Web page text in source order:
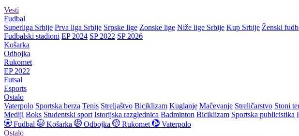
Vesti
Fudbal
Superliga Srbije Prva liga Srbije Srpske lige Zonske lige Niže lige Srbije Kup Srbije Ženski
Fudbalski stadioni EP 2024 SP 2022 SP 2026
Košarka
Odbojka
Rukomet
EP 2022
Futsal
Esports
Ostalo
Vaterpolo Sportska berza Tenis Streljaštvo Biciklizam Kuglanje Mačevanje Streličarstvo Stoni
Mediji Boks Studentski sport Istorijska razglednica Badminton Biciklizam Sportska publicistika
Fudbal
Košarka Odbojka Rukomet
Vaterpolo
Ostalo